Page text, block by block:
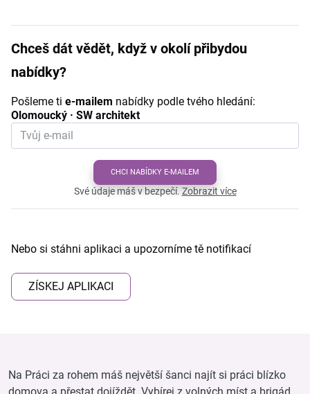
Chceš dát vědět, když v okolí přibydou
nabídky?
Pošleme ti e-mailem nabídky podle tvého hledání:
Olomoucký · SW architekt
CHCI NABÍDKY E-MAILEM
Své údaje máš v bezpečí.Zobrazit více
Nebo si stáhni aplikaci a upozorníme tě notifikací
ZÍSKEJ APLIKACI
Na Práci za rohem máš největší šanci najít si práci blízko
domova a přestat dojíždět. Vybírej z volných míst a brigád